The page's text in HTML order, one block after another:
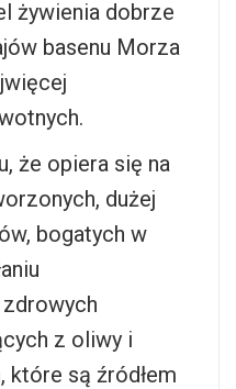
żywienia dobrze
basenu Morza
że opiera się na
dużej
bogatych w
z oliwy i
które są źródłem